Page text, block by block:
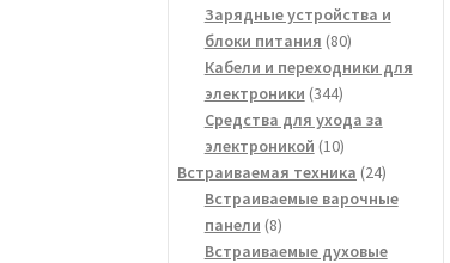
товара
Зарядные устройства и
блоки питания 8080
товаров
Кабели и переходники для
электроники 344344
товара
Средства для ухода за
электроникой 1010
товаров
Встраиваемая техника 2424
товара
Встраиваемые варочные
панели 88
товаров
Встраиваемые духовые